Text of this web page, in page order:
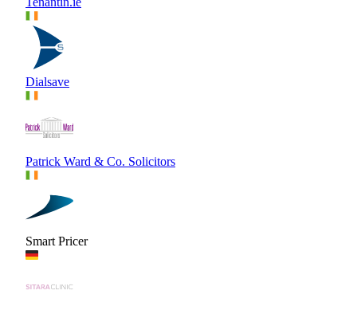
Dialsave
Patrick Ward & Co. Solicitors
Smart Pricer